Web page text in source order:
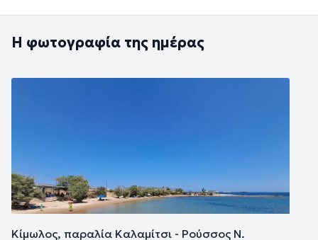
Η φωτογραφία της ημέρας
Κίμωλος, παραλία Καλαμίτσι - Ρούσσος Ν.